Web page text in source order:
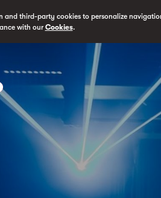
and third-party cookies to personalize
with ourCookies.